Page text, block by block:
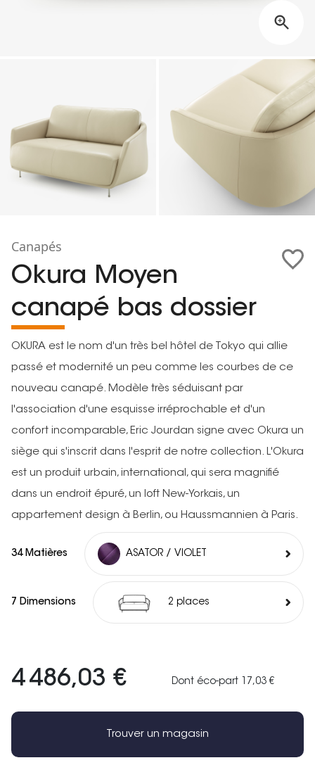
Canapés
Okura Moyen
canapé bas dossier
OKURA est le nom d'un très bel hôtel de Tokyo qui allie
passé et modernité un peu comme les courbes de ce
nouveau canapé. Modèle très séduisant par
l'association d'une esquisse irréprochable et d'un
confort incomparable, Eric Jourdan signe avec Okura un
siège qui s'inscrit dans l'esprit de notre collection. L'Okura
est un produit urbain, international, qui sera magnifié
dans un endroit épuré, un loft New-Yorkais, un
appartement design à Berlin, ou Haussmannien à Paris.
34 Matières ASATOR / VIOLET
7 Dimensions 2 places
4 486,03 € Dont éco-part 17,03 €
Trouver un magasin